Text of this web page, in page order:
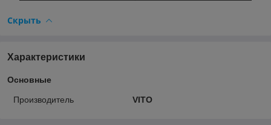
Скрыть
Характеристики
Основные
Производитель VITO